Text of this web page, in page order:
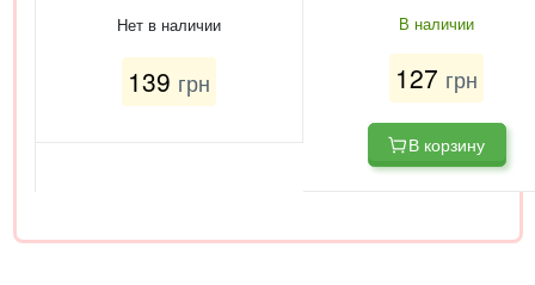
Нет в наличии
139 грн
В наличии
127 грн
В корзину